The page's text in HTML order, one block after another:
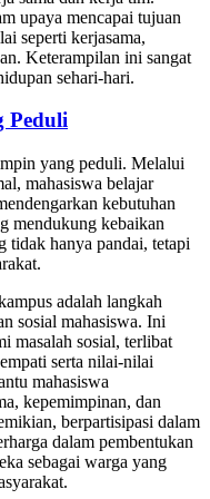
upaya mencapai tujuan
seperti kerjasama,
Keterampilan ini sangat
sehari-hari.
Peduli
yang peduli. Melalui
mahasiswa belajar
kebutuhan
mendukung kebaikan
tidak hanya pandai, tetapi
adalah langkah
sosial mahasiswa. Ini
masalah sosial, terlibat
serta nilai-nilai
mahasiswa
kepemimpinan, dan
berpartisipasi dalam
dalam pembentukan
sebagai warga yang